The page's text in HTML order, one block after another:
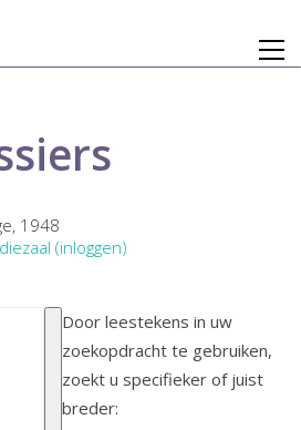
1948
(inloggen)
Door leestekens in uw
zoekopdracht te gebruiken,
zoekt u specifieker of juist
breder: